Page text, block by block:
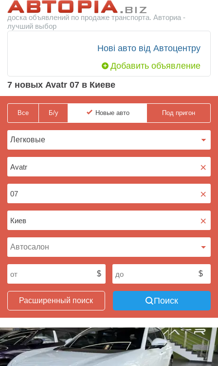
доска объявлений по продаже транспорта. Авториа -
лучший выбор
Нові авто від Автоцентру
Добавить объявление
7 новых Avatr 07 в Киеве
Все Б/у Новые авто Под пригон
×
×
×
Расширенный поиск Поиск